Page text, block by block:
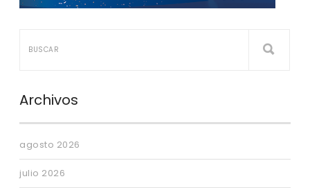
Archivos
agosto 2026
julio 2026